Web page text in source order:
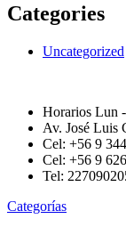
Categories
Uncategorized
Horarios Lun
Av. José Luis
Cel: +56 9
Cel: +56 9
Tel:
Categorías